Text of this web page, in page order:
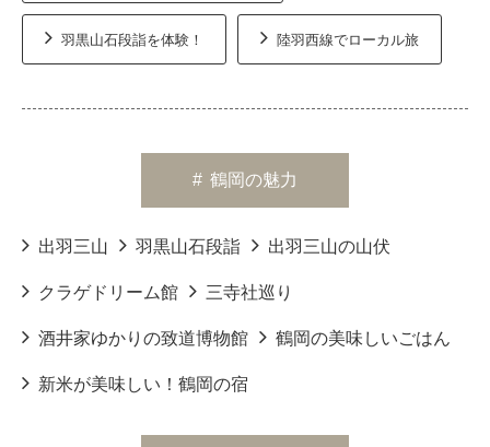
羽黒山石段詣を体験！ 陸羽西線でローカル旅
# 鶴岡の魅力
出羽三山 羽黒山石段詣 出羽三山の山伏
クラゲドリーム館 三寺社巡り
酒井家ゆかりの致道博物館 鶴岡の美味しいごはん
新米が美味しい！鶴岡の宿